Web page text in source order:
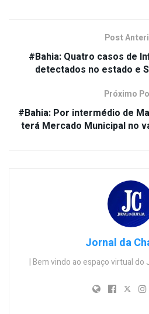
Post
#Bahia: Quatro casos de
detectados no estado e
Próximo
#Bahia: Por intermédio de
terá Mercado Municipal no
Jornal da
| Bem vindo ao espaço virtual do